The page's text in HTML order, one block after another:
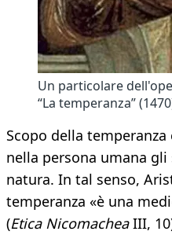
Un particolare
“La temperanza”
Scopo della
nella persona umana
natura. In tal senso,
temperanza «è una
(Etica NicomacheaIII,